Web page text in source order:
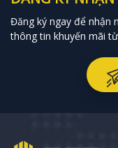
Đăng ký ngay để nhận
thông tin khuyến mãi